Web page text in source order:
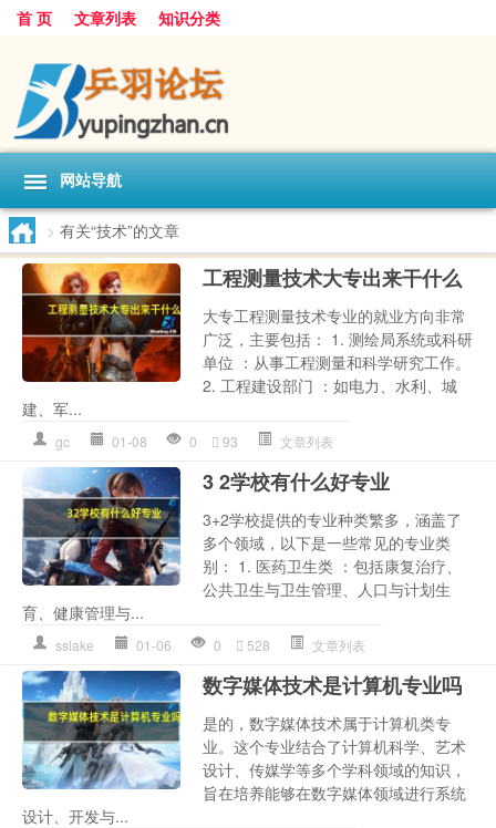
首 页 文章列表 知识分类
网站导航
> 有关“技术”的文章
工程测量技术大专出来干什么
大专工程测量技术专业的就业方向非常
广泛，主要包括： 1. 测绘局系统或科研
单位 ：从事工程测量和科学研究工作。
2. 工程建设部门 ：如电力、水利、城
建、军...
gc 01-08 0 93 文章列表
3 2学校有什么好专业
3+2学校提供的专业种类繁多，涵盖了
多个领域，以下是一些常见的专业类
别： 1. 医药卫生类 ：包括康复治疗、
公共卫生与卫生管理、人口与计划生
育、健康管理与...
sslake 01-06 0 528 文章列表
数字媒体技术是计算机专业吗
是的，数字媒体技术属于计算机类专
业。这个专业结合了计算机科学、艺术
设计、传媒学等多个学科领域的知识，
旨在培养能够在数字媒体领域进行系统
设计、开发与...